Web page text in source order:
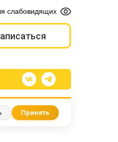
слабовидящих
Принять